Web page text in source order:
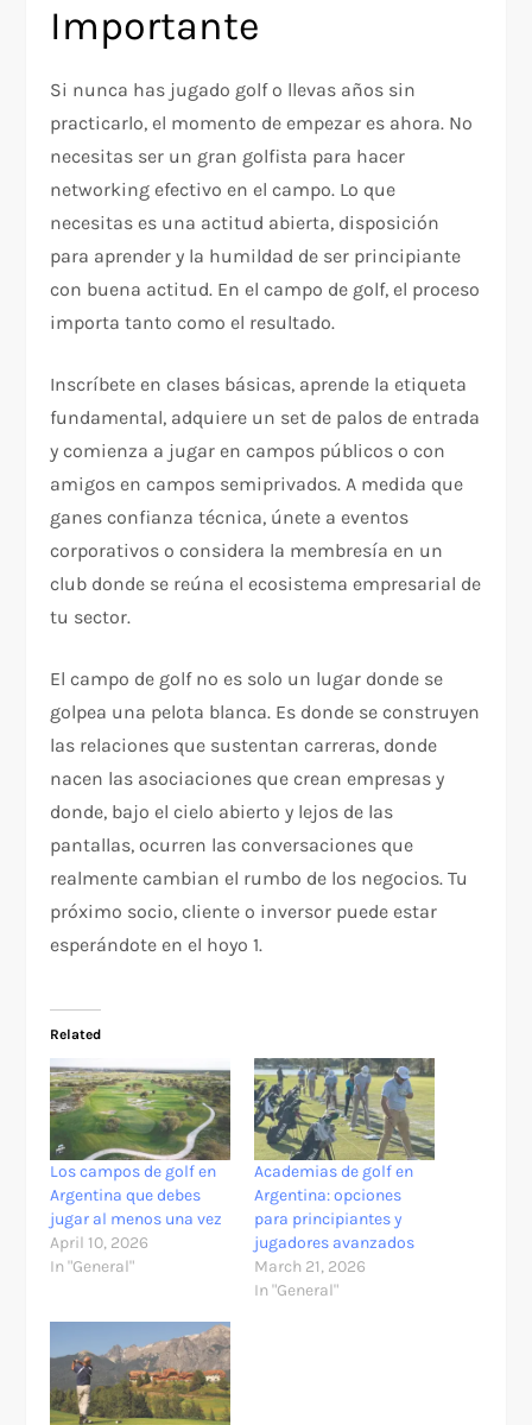
Importante
Si nunca has jugado golf o llevas años sin
practicarlo, el momento de empezar es ahora. No
necesitas ser un gran golfista para hacer
networking efectivo en el campo. Lo que
necesitas es una actitud abierta, disposición
para aprender y la humildad de ser principiante
con buena actitud. En el campo de golf, el proceso
importa tanto como el resultado.
Inscríbete en clases básicas, aprende la etiqueta
fundamental, adquiere un set de palos de entrada
y comienza a jugar en campos públicos o con
amigos en campos semiprivados. A medida que
ganes confianza técnica, únete a eventos
corporativos o considera la membresía en un
club donde se reúna el ecosistema empresarial de
tu sector.
El campo de golf no es solo un lugar donde se
golpea una pelota blanca. Es donde se construyen
las relaciones que sustentan carreras, donde
nacen las asociaciones que crean empresas y
donde, bajo el cielo abierto y lejos de las
pantallas, ocurren las conversaciones que
realmente cambian el rumbo de los negocios. Tu
próximo socio, cliente o inversor puede estar
esperándote en el hoyo 1.
Related
Los campos de golf en
Argentina que debes
jugar al menos una vez
April 10, 2026
In "General"
Academias de golf en
Argentina: opciones
para principiantes y
jugadores avanzados
March 21, 2026
In "General"